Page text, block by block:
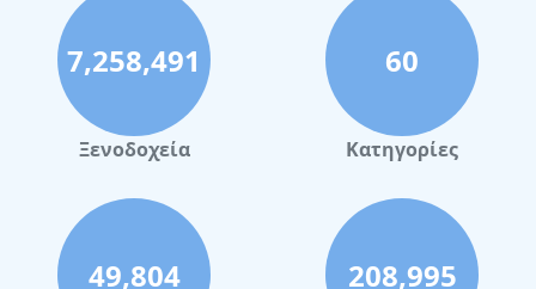
7,258,491
Ξενοδοχεία
60
Κατηγορίες
49,804 208,995